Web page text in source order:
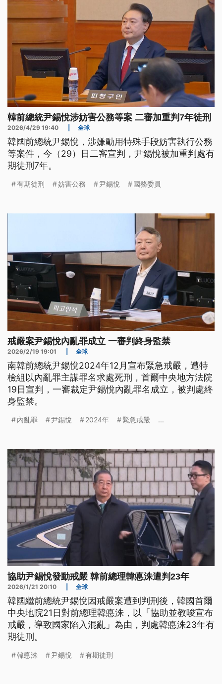
韓前總統尹錫悅涉妨害公務等案 二審加重判7年徒刑
2026/4/29 19:40 全球
韓國前總統尹錫悅，涉嫌動用特殊手段妨害執行公務
等案件，今（29）日二審宣判，尹錫悅被加重判處有
期徒刑7年。
有期徒刑 妨害公務 尹錫悅 國務委員
戒嚴案尹錫悅內亂罪成立 一審判終身監禁
2026/2/19 19:01 全球
南韓前總統尹錫悅2024年12月宣布緊急戒嚴，遭特
檢組以內亂罪主謀罪名求處死刑，首爾中央地方法院
19日宣判，一審裁定尹錫悅內亂罪名成立，被判處終
身監禁。
內亂罪 尹錫悅 2024年 緊急戒嚴 ...
協助尹錫悅發動戒嚴 韓前總理韓悳洙遭判23年
2026/1/21 20:10 全球
韓國繼前總統尹錫悅因戒嚴案遭到判刑後，韓國首爾
中央地院21日對前總理韓悳洙，以「協助並教唆宣布
戒嚴，導致國家陷入混亂」為由，判處韓悳洙23年有
期徒刑。
韓悳洙 尹錫悅 有期徒刑